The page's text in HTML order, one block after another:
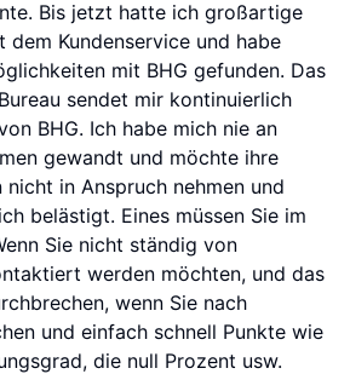
Bis jetzt hatte ich großartige
dem Kundenservice und habe
mit BHG gefunden. Das
sendet mir kontinuierlich
BHG. Ich habe mich nie an
gewandt und möchte ihre
nicht in Anspruch nehmen und
belästigt. Eines müssen Sie im
Sie nicht ständig von
werden möchten, und das
wenn Sie nach
und einfach schnell Punkte wie
die null Prozent usw.